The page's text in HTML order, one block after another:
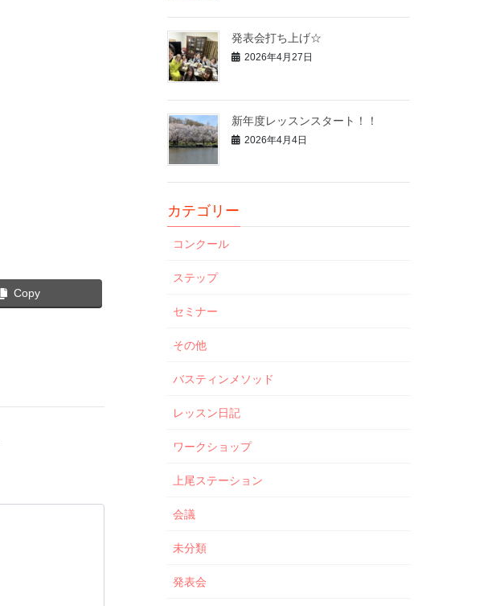
Copy
発表会打ち上げ☆
2026年4月27日
新年度レッスンスタート！！
2026年4月4日
カテゴリー
コンクール
ステップ
セミナー
その他
バスティンメソッド
レッスン日記
ワークショップ
上尾ステーション
会議
未分類
発表会